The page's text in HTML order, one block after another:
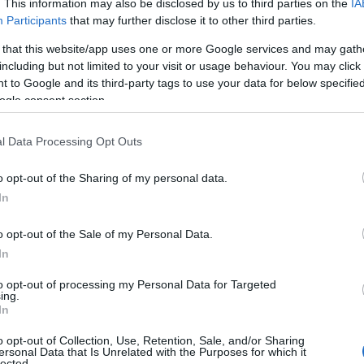
This information may also be disclosed by us to third parties on the
Participants that may further disclose it to other third parties.
that this website/app uses one or more Google services and may
but not limited to your visit or usage behaviour. You may
to Google and its third-party tags to use your data for below
consent section.
Data Processing Opt Outs
opt-out of the Sharing of my personal data.
opt-out of the Sale of my Personal Data.
opt-out of processing my Personal Data for Targeted
opt-out of Collection, Use, Retention, Sale, and/or Sharing
Data that Is Unrelated with the Purposes for which it
pierderi personale
aduce schimbări bruște, care vor fi resimțite
încheierea unei etape importante – o
chiar o mutare care îi scoate din zona de
îi va forța să se confrunte cu fricile lor cele
de a vă reinventa. De multe ori,
început.
fi dezamăgiți în 2025 de oamenii în care au
planeta lor guvernantă, va forma aspecte
la trădări sau greșeli personale. De
financiare sau proiecte care nu se